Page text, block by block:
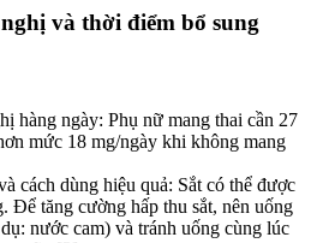
và thời điểm bổ sung
hàng ngày: Phụ nữ mang thai cần 27
mức 18 mg/ngày khi không mang
cách dùng hiệu quả: Sắt có thể được
Để tăng cường hấp thu sắt, nên uống
nước cam) và tránh uống cùng lúc